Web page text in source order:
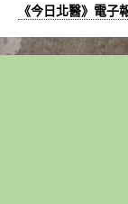
《今日北醫》電子